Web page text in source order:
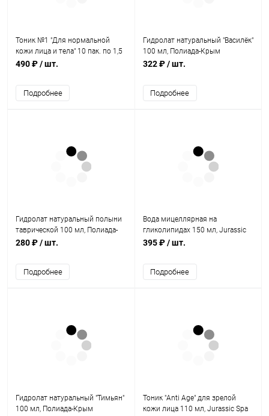
Тоник №1 "Для нормальной
кожи лица и тела" 10 пак. по 1,5
г, БиоБьюти
490 ₽/ шт.
Подробнее
Гидролат натуральный "Василёк"
100 мл, Полиада-Крым
322 ₽/ шт.
Подробнее
Гидролат натуральный полыни
таврической 100 мл, Полиада-
Крым
280 ₽/ шт.
Подробнее
Вода мицеллярная на
гликолипидах 150 мл, Jurassic
Spa
395 ₽/ шт.
Подробнее
Гидролат натуральный "Тимьян"
100 мл, Полиада-Крым
Тоник "Anti Age" для зрелой
кожи лица 110 мл, Jurassic Spa